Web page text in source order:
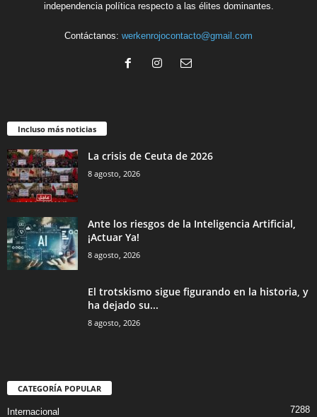
independencia política respecto a las élites dominantes.
Contáctanos: werkenrojocontacto@gmail.com
Incluso más noticias
La crisis de Ceuta de 2026
8 agosto, 2026
Ante los riesgos de la Inteligencia Artificial,
¡Actuar Ya!
8 agosto, 2026
El trotskismo sigue figurando en la historia, y
ha dejado su...
8 agosto, 2026
CATEGORÍA POPULAR
Internacional 7288